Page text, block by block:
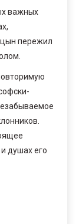
важных
пережил
душах его